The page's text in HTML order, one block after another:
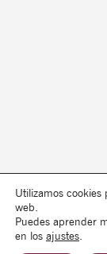
Utilizamos
web.
Puedes aprender
en los ajustes